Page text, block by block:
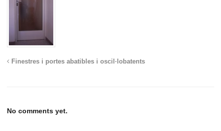
Finestres i portes abatibles i oscil·lobatents
No comments yet.